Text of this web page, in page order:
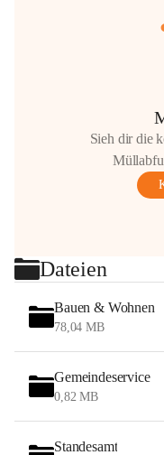
Sieh dir die
Dateien
Bauen & Wohnen
78,04 MB
Gemeindeservice
0,82 MB
Standesamt